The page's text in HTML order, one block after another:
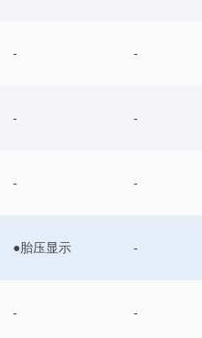
- -
- -
- -
●胎压显示 -
- -